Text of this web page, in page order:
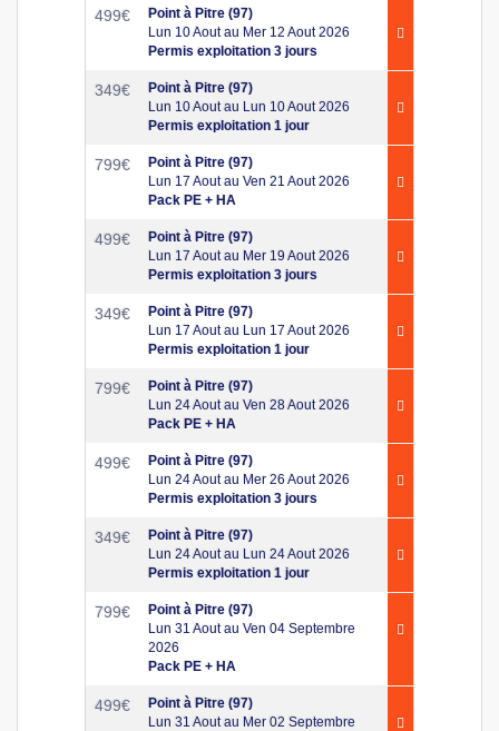
499€
Point à Pitre (97)
Lun 10 Aout au Mer 12 Aout 2026
Permis exploitation 3 jours
349€
Point à Pitre (97)
Lun 10 Aout au Lun 10 Aout 2026
Permis exploitation 1 jour
799€
Point à Pitre (97)
Lun 17 Aout au Ven 21 Aout 2026
Pack PE + HA
499€
Point à Pitre (97)
Lun 17 Aout au Mer 19 Aout 2026
Permis exploitation 3 jours
349€
Point à Pitre (97)
Lun 17 Aout au Lun 17 Aout 2026
Permis exploitation 1 jour
799€
Point à Pitre (97)
Lun 24 Aout au Ven 28 Aout 2026
Pack PE + HA
499€
Point à Pitre (97)
Lun 24 Aout au Mer 26 Aout 2026
Permis exploitation 3 jours
349€
Point à Pitre (97)
Lun 24 Aout au Lun 24 Aout 2026
Permis exploitation 1 jour
799€
Point à Pitre (97)
Lun 31 Aout au Ven 04 Septembre
2026
Pack PE + HA
499€
Point à Pitre (97)
Lun 31 Aout au Mer 02 Septembre